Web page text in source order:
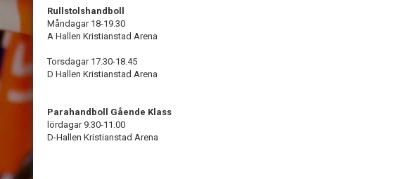
Rullstolshandboll
Måndagar 18-19.30
A Hallen Kristianstad Arena
Torsdagar 17.30-18.45
D Hallen Kristianstad Arena
Parahandboll Gående Klass
lördagar 9.30-11.00
D-Hallen Kristianstad Arena